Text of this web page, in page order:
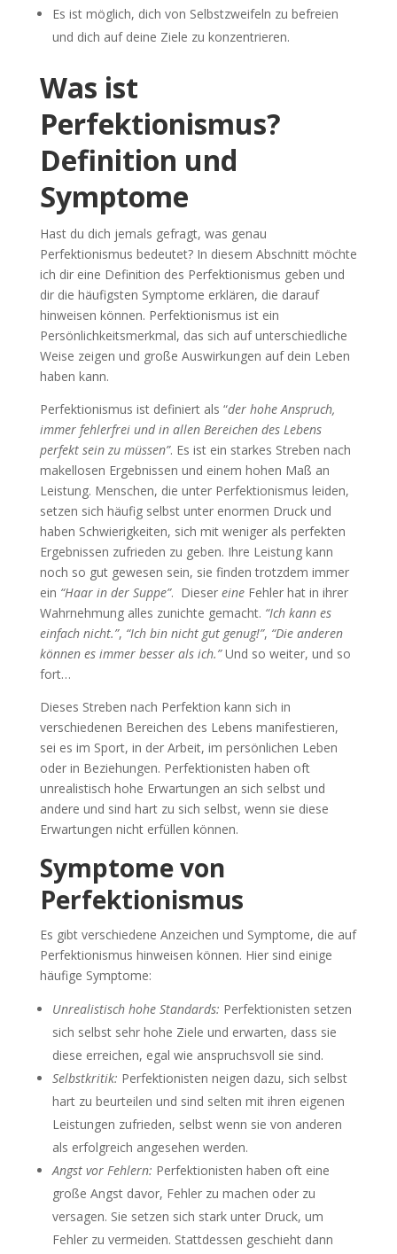
Es ist möglich, dich von Selbstzweifeln zu befreien
und dich auf deine Ziele zu konzentrieren.
Was ist
Perfektionismus?
Definition und
Symptome
Hast du dich jemals gefragt, was genau
Perfektionismus bedeutet? In diesem Abschnitt möchte
ich dir eine Definition des Perfektionismus geben und
dir die häufigsten Symptome erklären, die darauf
hinweisen können. Perfektionismus ist ein
Persönlichkeitsmerkmal, das sich auf unterschiedliche
Weise zeigen und große Auswirkungen auf dein Leben
haben kann.
Perfektionismus ist definiert als “der hohe Anspruch,
immer fehlerfrei und in allen Bereichen des Lebens
perfekt sein zu müssen”. Es ist ein starkes Streben nach
makellosen Ergebnissen und einem hohen Maß an
Leistung. Menschen, die unter Perfektionismus leiden,
setzen sich häufig selbst unter enormen Druck und
haben Schwierigkeiten, sich mit weniger als perfekten
Ergebnissen zufrieden zu geben. Ihre Leistung kann
noch so gut gewesen sein, sie finden trotzdem immer
ein “Haar in der Suppe”. Dieser eineFehler hat in ihrer
Wahrnehmung alles zunichte gemacht. “Ich kann es
einfach nicht.”, “Ich bin nicht gut genug!”, “Die anderen
können es immer besser als ich.”Und so weiter, und so
fort…
Dieses Streben nach Perfektion kann sich in
verschiedenen Bereichen des Lebens manifestieren,
sei es im Sport, in der Arbeit, im persönlichen Leben
oder in Beziehungen. Perfektionisten haben oft
unrealistisch hohe Erwartungen an sich selbst und
andere und sind hart zu sich selbst, wenn sie diese
Erwartungen nicht erfüllen können.
Symptome von
Perfektionismus
Es gibt verschiedene Anzeichen und Symptome, die auf
Perfektionismus hinweisen können. Hier sind einige
häufige Symptome:
Unrealistisch hohe Standards: Perfektionisten setzen
sich selbst sehr hohe Ziele und erwarten, dass sie
diese erreichen, egal wie anspruchsvoll sie sind.
Selbstkritik: Perfektionisten neigen dazu, sich selbst
hart zu beurteilen und sind selten mit ihren eigenen
Leistungen zufrieden, selbst wenn sie von anderen
als erfolgreich angesehen werden.
Angst vor Fehlern: Perfektionisten haben oft eine
große Angst davor, Fehler zu machen oder zu
versagen. Sie setzen sich stark unter Druck, um
Fehler zu vermeiden. Stattdessen geschieht dann